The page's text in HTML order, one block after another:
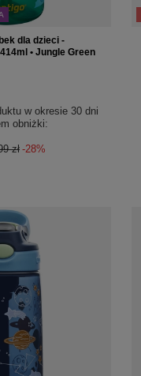
dla dzieci -
• Jungle Green
w okresie 30 dni
obniżki:
zł -28%